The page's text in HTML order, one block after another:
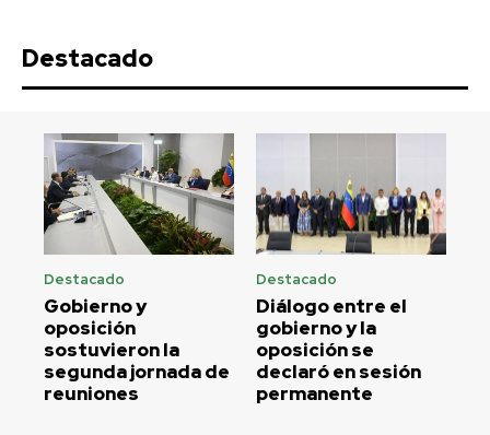
Destacado
Destacado
Gobierno y
oposición
sostuvieron la
segunda jornada de
reuniones
Destacado
Diálogo entre el
gobierno y la
oposición se
declaró en sesión
permanente